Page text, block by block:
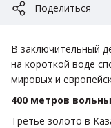
Поделиться
В заключительный
на короткой воде
мировых и
400 метров
Третье золото в